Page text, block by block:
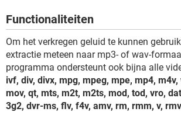
Functionaliteiten
Om het verkregen geluid te kunnen
extractie meteen naar mp3- of wav-
programma ondersteunt ook bijna alle
ivf, div, divx, mpg, mpeg, mpe, mp4,
mov, qt, mts, m2t, m2ts, mod, tod, vro,
3g2, dvr-ms, flv, f4v, amv, rm, rmm, v,